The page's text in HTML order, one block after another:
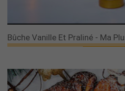
Bûche Vanille Et Praliné - Ma